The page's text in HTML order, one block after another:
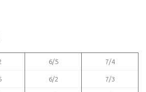
6/5 7/4
6/2 7/3